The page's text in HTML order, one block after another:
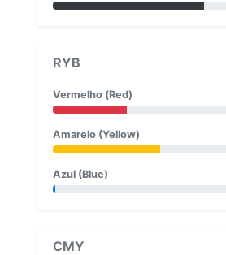
RYB
Vermelho (Red)
Amarelo (Yellow)
Azul (Blue)
CMY